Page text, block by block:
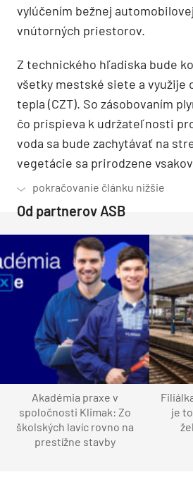
vylúčením bežnej
vnútorných priestorov.
Z technického hľadiska bude
všetky mestské siete a využije
tepla (CZT). So zásobovaním
čo prispieva k udržateľnosti
voda sa bude zachytávať na
vegetácie sa prirodzene
Od partnerov ASB
Akadémia praxe v
spoločnosti Klimak: Zo
školských lavíc rovno na
prestížne stavby
je